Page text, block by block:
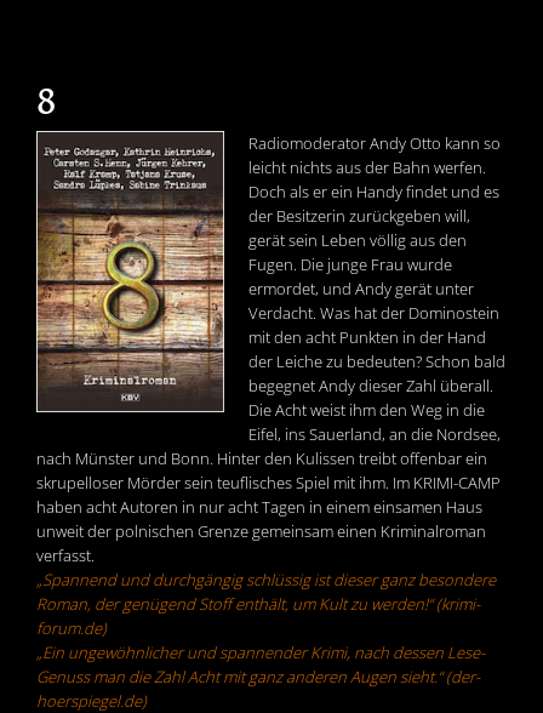
8
Radiomoderator Andy Otto kann so
leicht nichts aus der Bahn werfen.
Doch als er ein Handy findet und es
der Besitzerin zurückgeben will,
gerät sein Leben völlig aus den
Fugen. Die junge Frau wurde
ermordet, und Andy gerät unter
Verdacht. Was hat der Dominostein
mit den acht Punkten in der Hand
der Leiche zu bedeuten? Schon bald
begegnet Andy dieser Zahl überall.
Die Acht weist ihm den Weg in die
Eifel, ins Sauerland, an die Nordsee,
nach Münster und Bonn. Hinter den Kulissen treibt offenbar ein
skrupelloser Mörder sein teuflisches Spiel mit ihm. Im KRIMI-CAMP
haben acht Autoren in nur acht Tagen in einem einsamen Haus
unweit der polnischen Grenze gemeinsam einen Kriminalroman
verfasst.
„Spannend und durchgängig schlüssig ist dieser ganz besondere
Roman, der genügend Stoff enthält, um Kult zu werden!“ (krimi-
forum.de)
„Ein ungewöhnlicher und spannender Krimi, nach dessen Lese-
Genuss man die Zahl Acht mit ganz anderen Augen sieht.“ (der-
hoerspiegel.de)